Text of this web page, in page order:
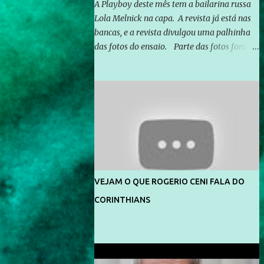
A Playboy deste mês tem a bailarina russa
Lola Melnick na capa. A revista já está nas
bancas, e a revista divulgou uma palhinha
das fotos do ensaio. Parte das fotos foram
divulga capa e primeiras fotos de Lola
Melnick - @aredacao
VEJAM O QUE ROGERIO CENI FALA DO
CORINTHIANS